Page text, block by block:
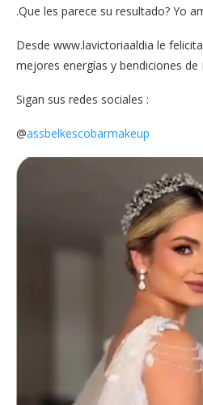
.Que les parece su resultado? Yo
Desde www.lavictoriaaldia le
mejores energías y bendiciones de
Sigan sus redes sociales :
@assbelkescobarmakeup